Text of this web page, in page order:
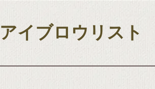
アイブロウリスト